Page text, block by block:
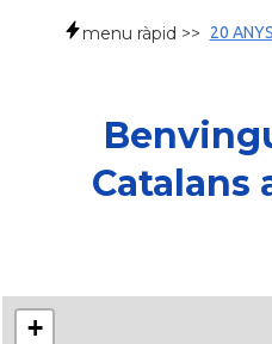
menu ràpid >> 20
Catalans
+